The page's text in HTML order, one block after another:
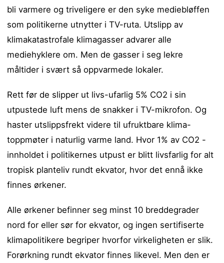
bli varmere og triveligere er den syke mediebløffen
som politikerne utnytter i TV-ruta. Utslipp av
klimakatastrofale klimagasser advarer alle
mediehyklere om. Men de gasser i seg lekre
måltider i svært så oppvarmede lokaler.
Rett før de slipper ut livs-ufarlig 5% CO2 i sin
utpustede luft mens de snakker i TV-mikrofon. Og
haster utslippsfrekt videre til ufruktbare klima-
toppmøter i naturlig varme land. Hvor 1% av CO2 -
innholdet i politikernes utpust er blitt livsfarlig for alt
tropisk planteliv rundt ekvator, hvor det ennå ikke
finnes ørkener.
Alle ørkener befinner seg minst 10 breddegrader
nord for eller sør for ekvator, og ingen sertifiserte
klimapolitikere begriper hvorfor virkeligheten er slik.
Forørkning rundt ekvator finnes likevel. Men den er